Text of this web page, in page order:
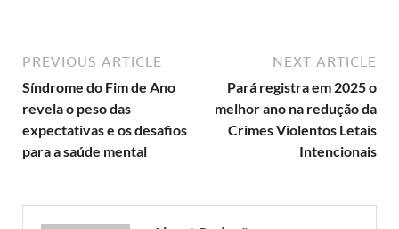
PREVIOUS ARTICLE
Síndrome do Fim de Ano
revela o peso das
expectativas e os desafios
para a saúde mental
NEXT ARTICLE
Pará registra em 2025 o
melhor ano na redução da
Crimes Violentos Letais
Intencionais